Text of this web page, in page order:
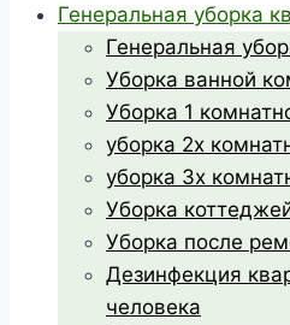
Генеральная уборка
Генеральная
Уборка ванной
Уборка 1
уборка 2х
уборка 3х
Уборка
Уборка после
Дезинфекция
человека